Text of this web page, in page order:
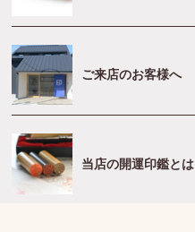
ご来店のお客様へ
当店の開運印鑑とは